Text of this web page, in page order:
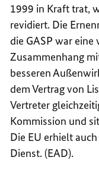
1999 in Kraft trat,
revidiert. Die
die GASP war
Zusammenhang
besseren
dem Vertrag von
Vertreter
Kommission und
Die EU erhielt
Dienst. (EAD).